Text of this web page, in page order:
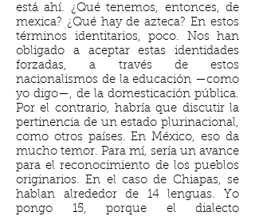
está ahí. ¿Qué tenemos, entonces, de
mexica? ¿Qué hay de azteca? En estos
términos identitarios, poco. Nos han
obligado a aceptar estas identidades
forzadas, a través de estos
nacionalismos de la educación —como
yo digo—, de la domesticación pública.
Por el contrario, habría que discutir la
pertinencia de un estado plurinacional,
como otros países. En México, eso da
mucho temor. Para mí, sería un avance
para el reconocimiento de los pueblos
originarios. En el caso de Chiapas, se
hablan alrededor de 14 lenguas. Yo
pongo 15, porque el dialecto